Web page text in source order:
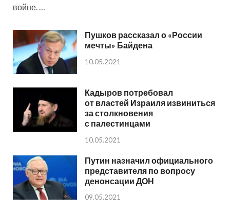
войне. …
Пушков рассказал о «России
мечты» Байдена
10.05.2021
Кадыров потребовал
от властей Израиля извиниться
за столкновения
с палестинцами
10.05.2021
Путин назначил официального
представителя по вопросу
денонсации ДОН
09.05.2021